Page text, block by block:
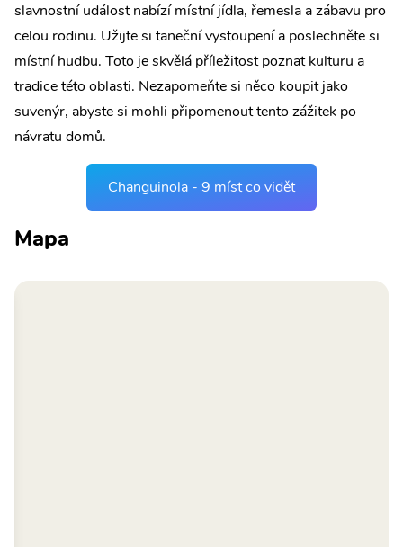
slavnostní událost nabízí místní jídla, řemesla a zábavu pro
celou rodinu. Užijte si taneční vystoupení a poslechněte si
místní hudbu. Toto je skvělá příležitost poznat kulturu a
tradice této oblasti. Nezapomeňte si něco koupit jako
suvenýr, abyste si mohli připomenout tento zážitek po
návratu domů.
Changuinola - 9 míst co vidět
Mapa